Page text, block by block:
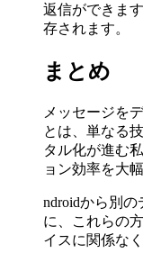
返信ができま
存されます。
まとめ
メッセージを
とは、単なる
タル化が進む
ョン効率を大
ndroidから別
に、これらの
イスに関係な